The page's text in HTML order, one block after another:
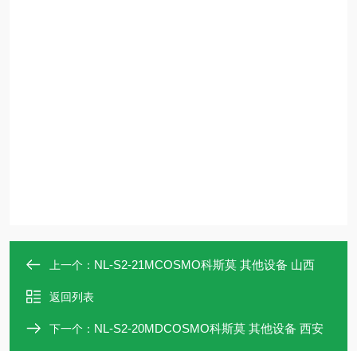
上一个： NL-S2-21MCOSMO科斯莫 其他设备 山西
返回列表
下一个： NL-S2-20MDCOSMO科斯莫 其他设备 西安